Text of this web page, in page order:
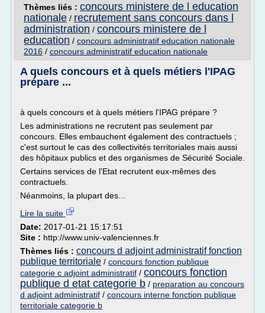
Thèmes liés : concours ministere de l education
nationale / recrutement sans concours dans l
administration / concours ministere de l
education / concours administratif education nationale
2016 / concours administratif education nationale
A quels concours et à quels métiers l'IPAG
prépare ...
à quels concours et à quels métiers l'IPAG prépare ?
Les administrations ne recrutent pas seulement par
concours. Elles embauchent également des contractuels ;
c'est surtout le cas des collectivités territoriales mais aussi
des hôpitaux publics et des organismes de Sécurité Sociale.
Certains services de l'Etat recrutent eux-mêmes des
contractuels.
Néanmoins, la plupart des...
Lire la suite
Date: 2017-01-21 15:17:51
Site : http://www.univ-valenciennes.fr
Thèmes liés : concours d adjoint administratif fonction
publique territoriale / concours fonction publique
categorie c adjoint administratif / concours fonction
publique d etat categorie b / preparation au concours
d adjoint administratif / concours interne fonction publique
territoriale categorie b